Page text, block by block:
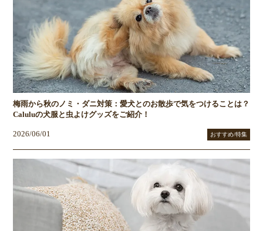
梅雨から秋のノミ・ダニ対策：愛犬とのお散歩で気をつけることは？
Caluluの犬服と虫よけグッズをご紹介！
2026/06/01 おすすめ/特集